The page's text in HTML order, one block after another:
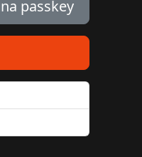
passkey